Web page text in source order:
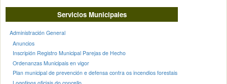
Servicios Municipales
Administración General
Anuncios
Inscripión Registro Municipal Parejas de Hecho
Ordenanzas Municipais en vigor
Plan municipal de prevención e defensa contra os incendios forestais